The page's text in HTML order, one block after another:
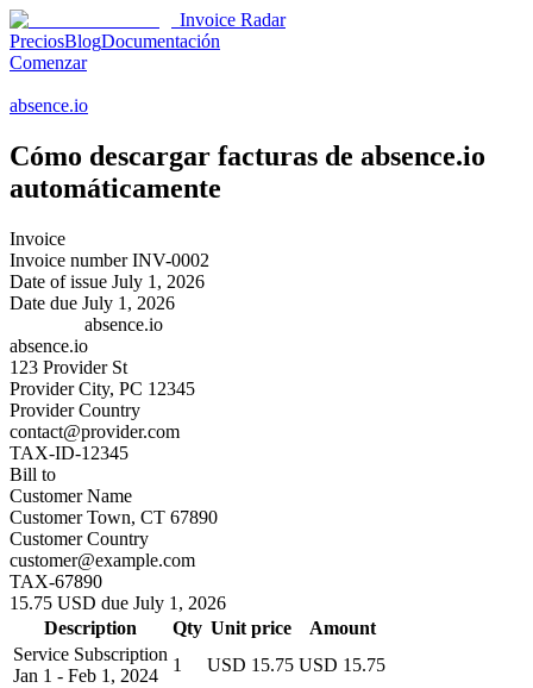
Invoice Radar
PreciosBlogDocumentación
Comenzar
absence.io
Cómo descargar facturas de absence.io
automáticamente
Invoice
Invoice numberINV-0002
Date of issue July 1, 2026
Date due July 1, 2026
absence.io
absence.io
123 Provider St
Provider City, PC 12345
Provider Country
contact@provider.com
TAX-ID-12345
Bill to
Customer Name
Customer Town, CT 67890
Customer Country
customer@example.com
TAX-67890
15.75 USD due July 1, 2026
Description
Qty Unit price
Amount
Service Subscription
Jan 1 - Feb 1, 2024
1 USD 15.75 USD 15.75